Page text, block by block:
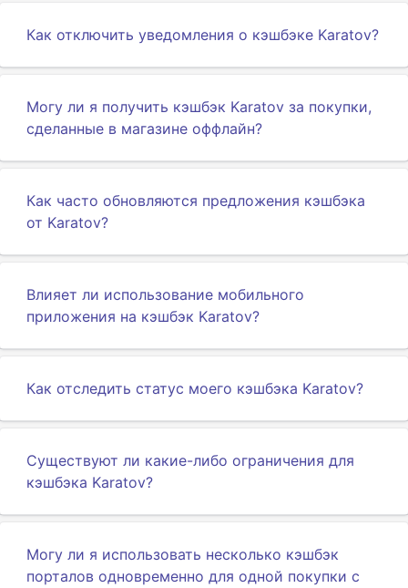
Как отключить уведомления о кэшбэке Karatov?
Могу ли я получить кэшбэк Karatov за покупки,
сделанные в магазине оффлайн?
Как часто обновляются предложения кэшбэка
от Karatov?
Влияет ли использование мобильного
приложения на кэшбэк Karatov?
Как отследить статус моего кэшбэка Karatov?
Существуют ли какие-либо ограничения для
кэшбэка Karatov?
Могу ли я использовать несколько кэшбэк
порталов одновременно для одной покупки с